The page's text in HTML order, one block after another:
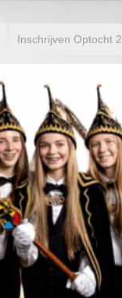
Inschrijven Optocht